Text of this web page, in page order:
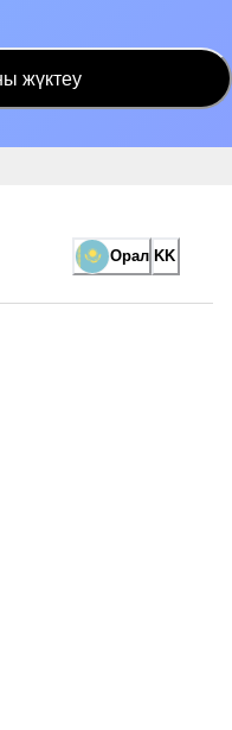
жүктеу
Орал KK